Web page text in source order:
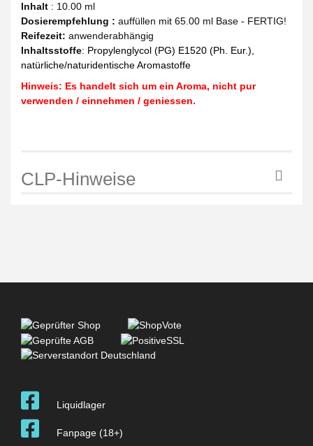
Inhalt : 10.00 ml
Dosierempfehlung : auffüllen mit 65.00 ml Base - FERTIG!
Reifezeit: anwenderabhängig
Inhaltsstoffe: Propylenglycol (PG) E1520 (Ph. Eur.),
natürliche/naturidentische Aromastoffe
Hinweis: Es handelt sich um ein Aroma, nicht pur
verwenden / einnehmen / geniessen.
CLP-Hinweise
Liquidlager
Fanpage (18+)